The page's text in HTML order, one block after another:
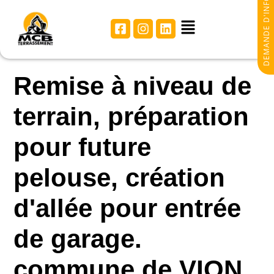
Remise à niveau de
terrain, préparation
pour future
pelouse, création
d'allée pour entrée
de garage.